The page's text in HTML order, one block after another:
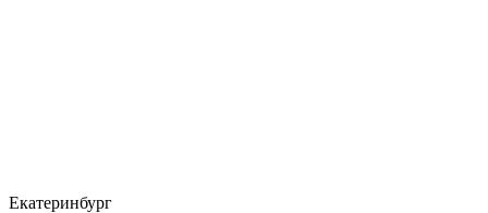
Екатеринбург